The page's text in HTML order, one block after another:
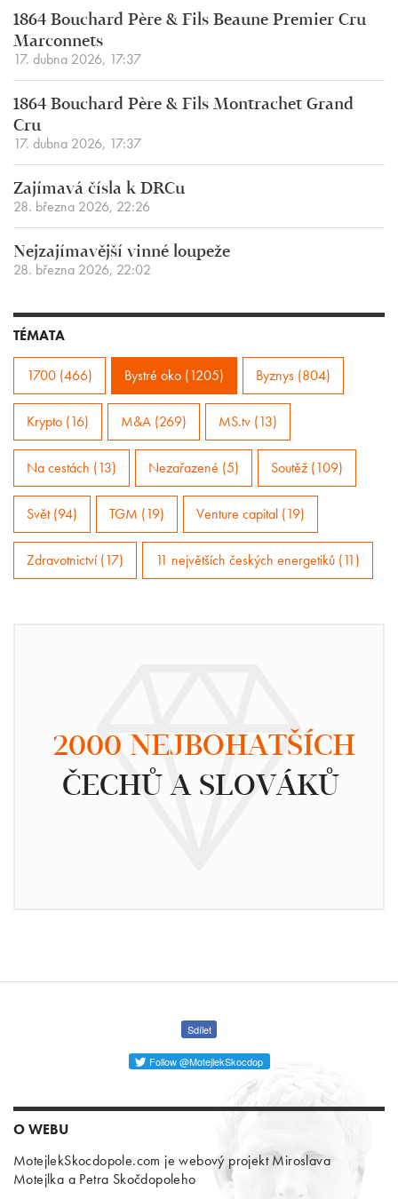
1864 Bouchard Père & Fils Beaune Premier Cru
Marconnets
17. dubna 2026, 17:37
1864 Bouchard Père & Fils Montrachet Grand
Cru
17. dubna 2026, 17:37
Zajímavá čísla k DRCu
28. března 2026, 22:26
Nejzajímavější vinné loupeže
28. března 2026, 22:02
TÉMATA
1700 (466) Bystré oko (1205) Byznys (804)
Krypto (16) M&A (269) MS.tv (13)
Na cestách (13) Nezařazené (5) Soutěž (109)
Svět (94) TGM (19) Venture capital (19)
Zdravotnictví (17) 11 největších českých energetiků (11)
2000 NEJBOHATŠÍCH
ČECHŮ A SLOVÁKŮ
Sdílet
Follow @MotejlekSkocdop
O WEBU
MotejlekSkocdopole.com je webový projekt Miroslava
Motejlka a Petra Skočdopoleho